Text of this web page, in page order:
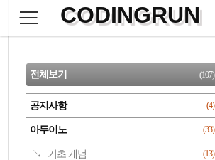
으
CODINGRUN
CATEGORY
전체보기 (107)
공지사항 (4)
아두이노 (33)
기초 개념 (13)
검